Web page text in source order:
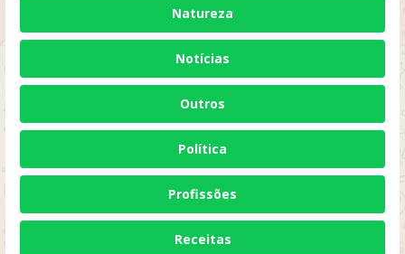
Natureza
Notícias
Outros
Política
Profissões
Receitas